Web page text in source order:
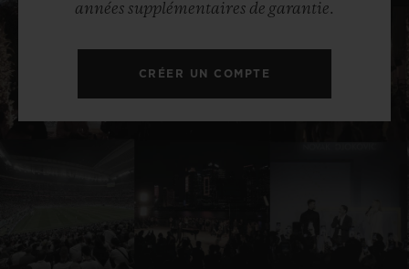
années supplémentaires de garantie.
CRÉER UN COMPTE